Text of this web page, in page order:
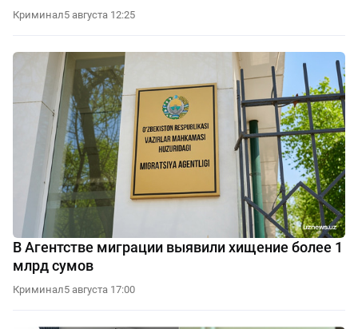
Криминал5 августа 12:25
В Агентстве миграции выявили хищение более 1
млрд сумов
Криминал5 августа 17:00